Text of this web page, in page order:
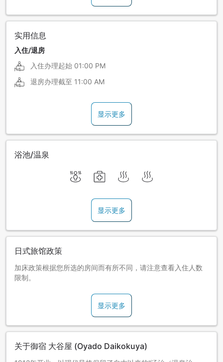
实用信息
入住/退房
入住办理起始 01:00 PM
退房办理截至 11:00 AM
显示更多
浴池/温泉
显示更多
日式旅馆政策
加床政策根据您所选的房间而有所不同，请注意查看入住人数
限制。
显示更多
关于御宿 大谷屋 (Oyado Daikokuya)